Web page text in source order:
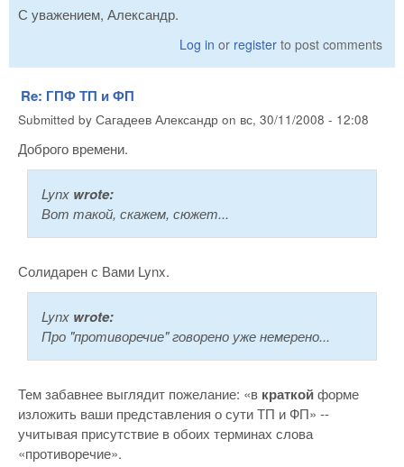
С уважением, Александр.
Log in or register to post comments
Re: ГПФ ТП и ФП
Submitted by Сагадеев Александр on вс, 30/11/2008 - 12:08
Доброго времени.
Lynx wrote:
Вот такой, скажем, сюжет...
Солидарен с Вами Lynx.
Lynx wrote:
Про "противоречие" говорено уже немерено...
Тем забавнее выглядит пожелание: «в краткойформе
изложить ваши представления о сути ТП и ФП» --
учитывая присутствие в обоих терминах слова
«противоречие».